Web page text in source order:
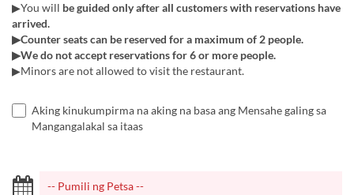
▶You will be guided only after all customers with reservations have
arrived.
▶Counter seats can be reserved for a maximum of 2 people.
▶We do not accept reservations for 6 or more people.
▶Minors are not allowed to visit the restaurant.
Aking kinukumpirma na aking na basa ang Mensahe galing sa
Mangangalakal sa itaas